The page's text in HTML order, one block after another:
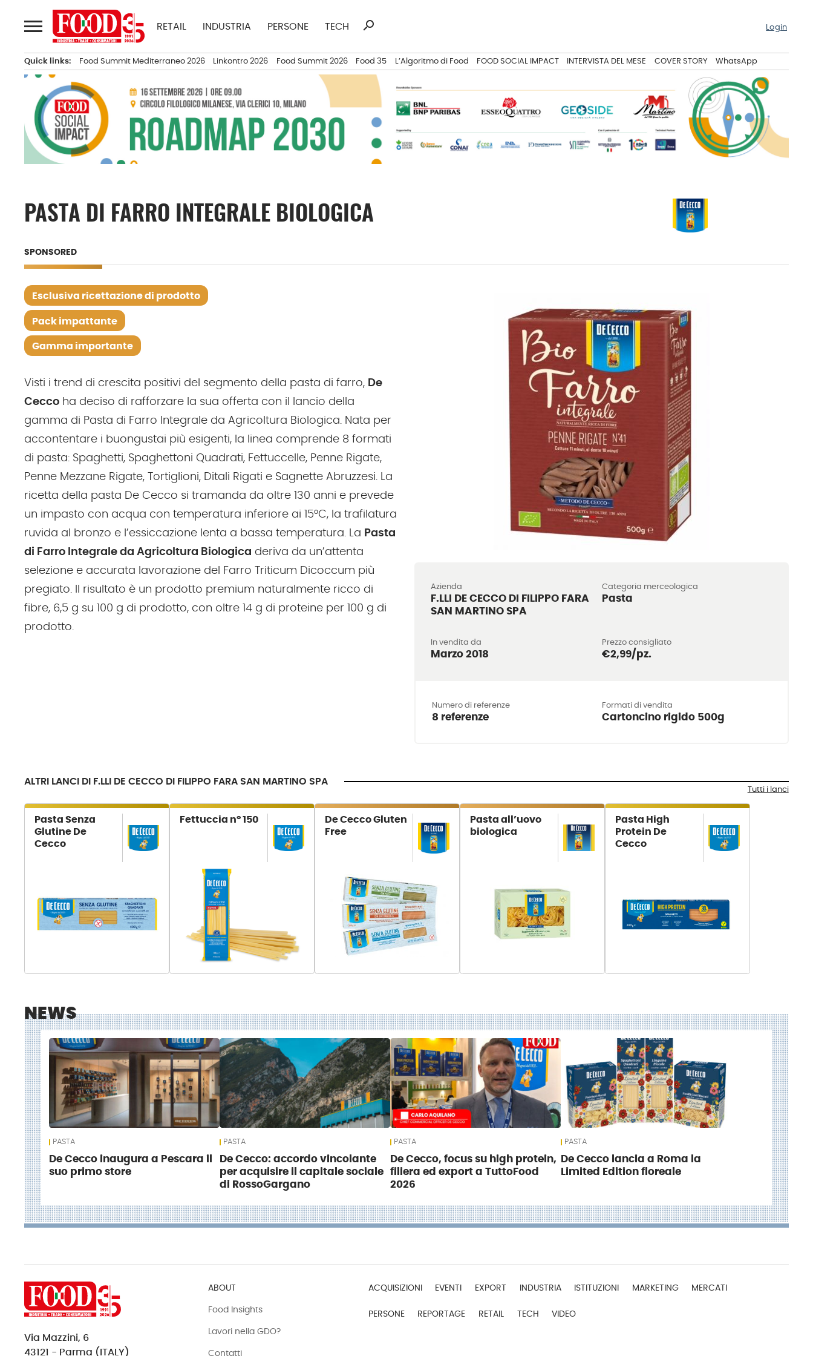
al
contenuto
RETAIL INDUSTRIA PERSONE TECH
Ricerca
search Login
Quick links: Food Summit Mediterraneo 2026 Linkontro 2026 Food Summit 2026 Food 35 L’Algoritmo di Food FOOD SOCIAL IMPACT INTERVISTA DEL MESE COVER STORY WhatsApp
PASTA DI FARRO INTEGRALE BIOLOGICA
SPONSORED
Esclusiva ricettazione di prodotto
Pack impattante
Gamma importante
Visti i trend di crescita positivi del segmento della pasta di farro, De
Cecco ha deciso di rafforzare la sua offerta con il lancio della
gamma di Pasta di Farro Integrale da Agricoltura Biologica. Nata per
accontentare i buongustai più esigenti, la linea comprende 8 formati
di pasta: Spaghetti, Spaghettoni Quadrati, Fettuccelle, Penne Rigate,
Penne Mezzane Rigate, Tortiglioni, Ditali Rigati e Sagnette Abruzzesi. La
ricetta della pasta De Cecco si tramanda da oltre 130 anni e prevede
un impasto con acqua con temperatura inferiore ai 15°C, la trafilatura
ruvida al bronzo e l’essiccazione lenta a bassa temperatura. La Pasta
di Farro Integrale da Agricoltura Biologica deriva da un’attenta
selezione e accurata lavorazione del Farro Triticum Dicoccum più
pregiato. Il risultato è un prodotto premium naturalmente ricco di
fibre, 6,5 g su 100 g di prodotto, con oltre 14 g di proteine per 100 g di
prodotto.
Azienda
F.LLI DE CECCO DI FILIPPO FARA
SAN MARTINO SPA
Categoria merceologica
Pasta
In vendita da
Marzo 2018
Prezzo consigliato
€2,99/pz.
Numero di referenze
8 referenze
Formati di vendita
Cartoncino rigido 500g
ALTRI LANCI DI F.LLI DE CECCO DI FILIPPO FARA SAN MARTINO SPA
Tutti i lanci
Pasta Senza
Glutine De
Cecco
Fettuccia n° 150
De Cecco Gluten
Free
Pasta all’uovo
biologica
Pasta High
Protein De
Cecco
NEWS
PASTA
De Cecco inaugura a Pescara il
suo primo store
PASTA
De Cecco: accordo vincolante
per acquisire il capitale sociale
di RossoGargano
PASTA
De Cecco, focus su high protein,
filiera ed export a TuttoFood
2026
PASTA
De Cecco lancia a Roma la
Limited Edition floreale
Via Mazzini, 6
43121 - Parma (ITALY)
ABOUT
Food Insights
Lavori nella GDO?
Contatti
ACQUISIZIONI EVENTI EXPORT INDUSTRIA ISTITUZIONI MARKETING MERCATI
PERSONE REPORTAGE RETAIL TECH VIDEO